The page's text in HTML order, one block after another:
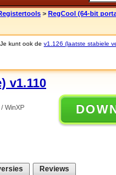
> RegCool (64-bit
kunt ook de v1.126 (laatste stabiele
v1.110
WinXP
Reviews